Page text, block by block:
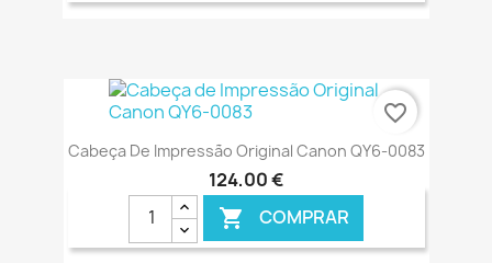
€ ONLINE
Cabeça De Impressão Original Canon QY6-0083
124,00 €
 COMPRAR
favorite_border